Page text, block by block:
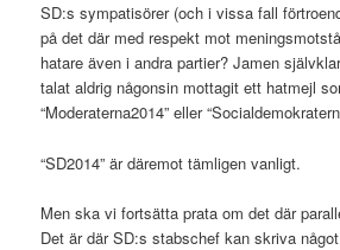
SD:s sympatisörer (och i vissa fall
på det där med respekt mot
hatare även i andra partier? Jamen
talat aldrig någonsin mottagit ett hatmejl
“Moderaterna2014” eller
“SD2014” är däremot tämligen vanligt.
Men ska vi fortsätta prata om det där
Det är där SD:s stabschef kan skriva